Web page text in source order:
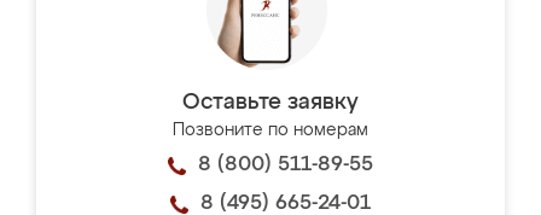
Оставьте заявку
Позвоните по номерам
8 (800) 511-89-55
8 (495) 665-24-01